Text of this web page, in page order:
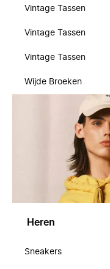
Vintage Tassen
Vintage Tassen
Vintage Tassen
Wijde Broeken
Heren
Sneakers